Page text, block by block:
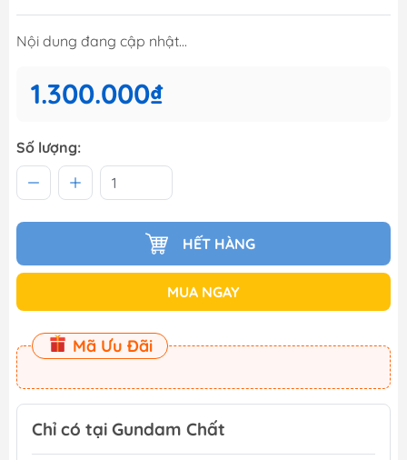
Nội dung đang cập nhật...
1.300.000₫
Số lượng:
HẾT HÀNG
MUA NGAY
Mã Ưu Đãi
Chỉ có tại Gundam Chất